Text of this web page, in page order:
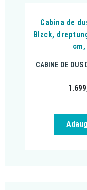
Cabina de
Black,
CABINE DE DUS